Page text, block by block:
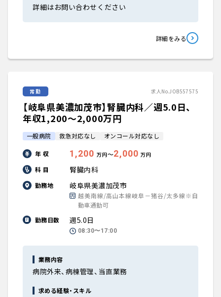
詳細はお問い合わせください
詳細をみる
常勤 求人No.JOB557575
【岐阜県美濃加茂市】腎臓内科／週5.0日、
年収1,200〜2,000万円
一般病院 救急対応なし オンコール対応なし
年 収 1,200 万円〜2,000 万円
科 目 腎臓内科
勤務地 岐阜県美濃加茂市
越美南線/高山本線岐阜－猪谷/太多線※自
動車通勤可
勤務日数
週5.0日
08:30〜17:00
業務内容
病院外来、病棟管理、当直業務
求める経験・スキル